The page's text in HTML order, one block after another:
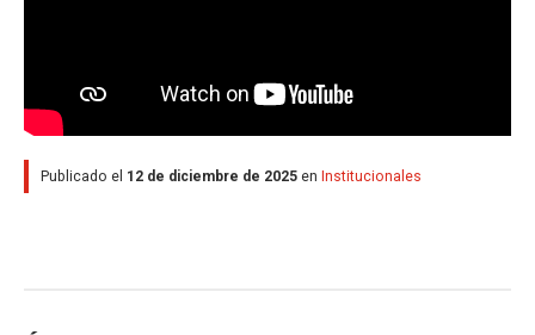
Publicado el 12 de diciembre de 2025 en Institucionales